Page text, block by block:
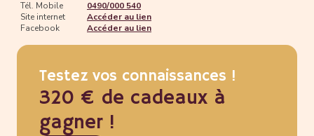
Tél. Mobile
0490/000 540
Site internet
Accéder au lien
Facebook
Accéder au lien
Testez vos connaissances !
320 € de cadeaux à
gagner !